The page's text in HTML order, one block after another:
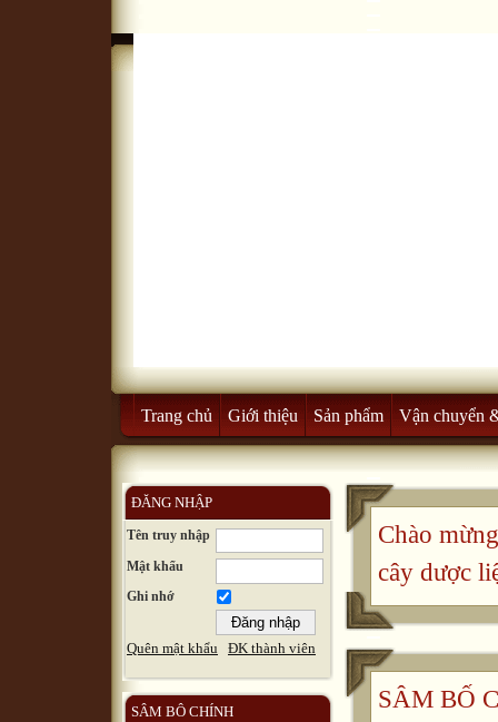
Trang chủ Giới thiệu Sản phẩm Vận chuyển
ĐĂNG NHẬP
Tên truy nhập
Mật khẩu
Ghi nhớ
Quên mật khẩu ĐK thành viên
SÂM BÔ CHÍNH
Chào
cây dược
SÂM BỐ